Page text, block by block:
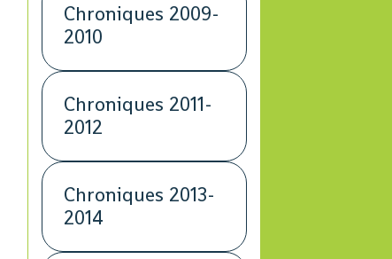
Chroniques 2009-
2010
Chroniques 2011-
2012
Chroniques 2013-
2014